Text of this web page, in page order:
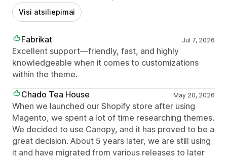
Visi atsiliepimai
Fabrikat Jul 7, 2026
Excellent support—friendly, fast, and highly
knowledgeable when it comes to customizations
within the theme.
Chado Tea House
May 20, 2026
When we launched our Shopify store after using
Magento, we spent a lot of time researching themes.
We decided to use Canopy, and it has proved to be a
great decision. About 5 years later, we are still using
it and have migrated from various releases to later